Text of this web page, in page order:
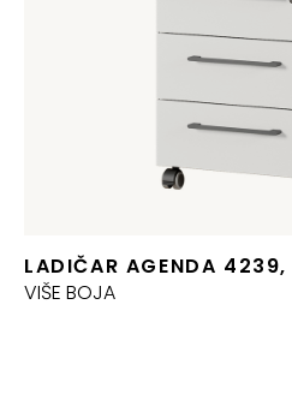
LADIČAR AGENDA 4239,
VIŠE BOJA